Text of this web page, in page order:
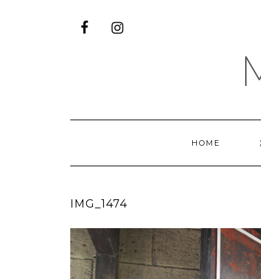
HOME
IMG_1474